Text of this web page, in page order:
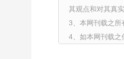
其观点和对其真实
3、本网刊载之所
4、如本网刊载之